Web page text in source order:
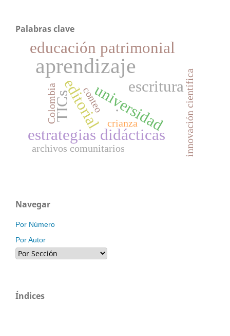
Palabras clave
aprendizaje
editorial
estrategias didácticas
educación patrimonial
universidad
.
TICs
escriturainnovación científica
archivos comunitarios
crianza
Colombia conteo
Navegar
Por Número
Por Autor
Índices